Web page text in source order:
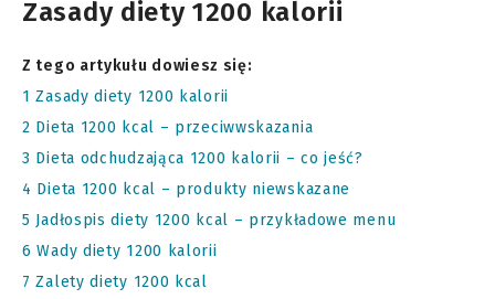
Zasady diety 1200 kalorii
Z tego artykułu dowiesz się:
1 Zasady diety 1200 kalorii
2 Dieta 1200 kcal – przeciwwskazania
3 Dieta odchudzająca 1200 kalorii – co jeść?
4 Dieta 1200 kcal – produkty niewskazane
5 Jadłospis diety 1200 kcal – przykładowe menu
6 Wady diety 1200 kalorii
7 Zalety diety 1200 kcal